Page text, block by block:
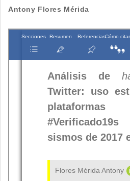
Contenido
principal
artículo
Antony Flores Mérida